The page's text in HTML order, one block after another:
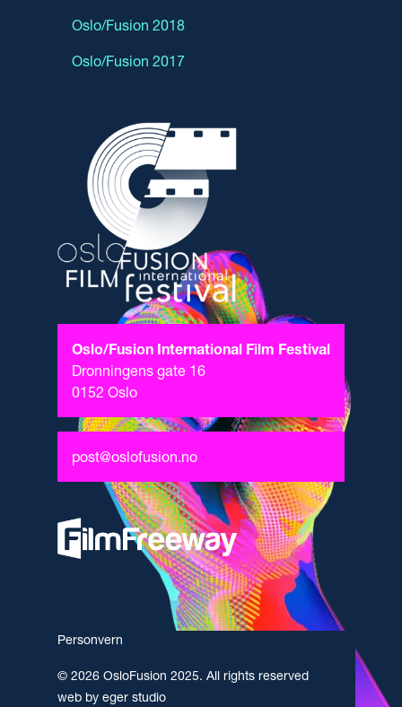
Oslo/Fusion International Film Festival
Dronningens gate 16
0152 Oslo
post@oslofusion.no
Oslo/Fusion 2018
Oslo/Fusion 2017
Personvern
© 2026 OsloFusion 2025. All rights reserved
web by eger studio